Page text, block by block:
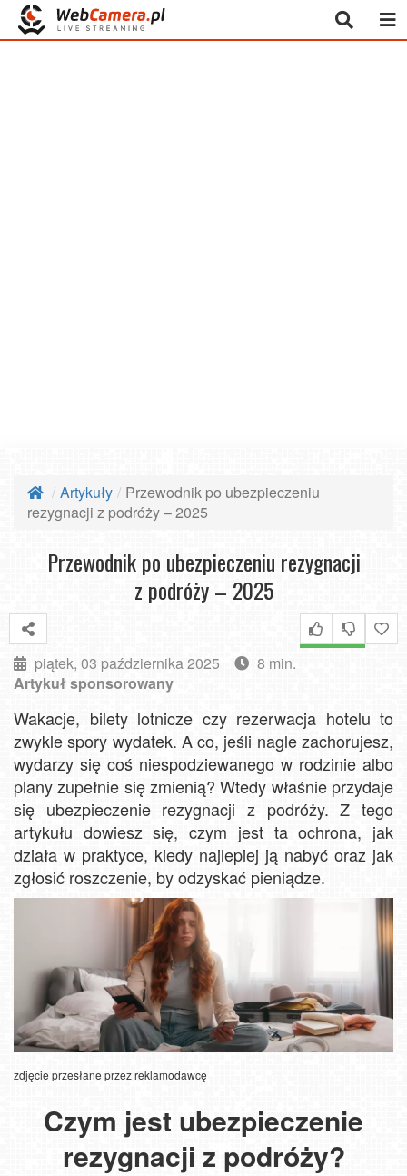
Artykuły
Przewodnik po ubezpieczeniu
rezygnacji z podróży – 2025
Przewodnik po ubezpieczeniu rezygnacji
z podróży – 2025
piątek, 03 października 2025
8 min.
Artykuł sponsorowany
Wakacje, bilety lotnicze czy rezerwacja hotelu to
zwykle spory wydatek. A co, jeśli nagle zachorujesz,
wydarzy się coś niespodziewanego w rodzinie albo
plany zupełnie się zmienią? Wtedy właśnie przydaje
się ubezpieczenie rezygnacji z podróży. Z tego
artykułu dowiesz się, czym jest ta ochrona, jak
działa w praktyce, kiedy najlepiej ją nabyć oraz jak
zgłosić roszczenie, by odzyskać pieniądze.
zdjęcie przesłane przez reklamodawcę
Czym jest ubezpieczenie
rezygnacji z podróży?